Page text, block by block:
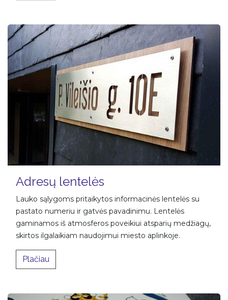
Adresų lentelės
Lauko sąlygoms pritaikytos informacinės lentelės su
pastato numeriu ir gatvės pavadinimu. Lentelės
gaminamos iš atmosferos poveikiui atsparių medžiagų,
skirtos ilgalaikiam naudojimui miesto aplinkoje.​
Plačiau